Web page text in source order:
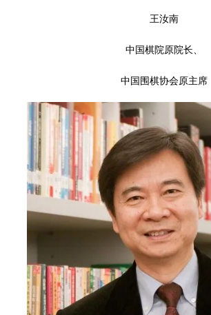
王汝南
中国棋院原院长、
中国围棋协会原主席